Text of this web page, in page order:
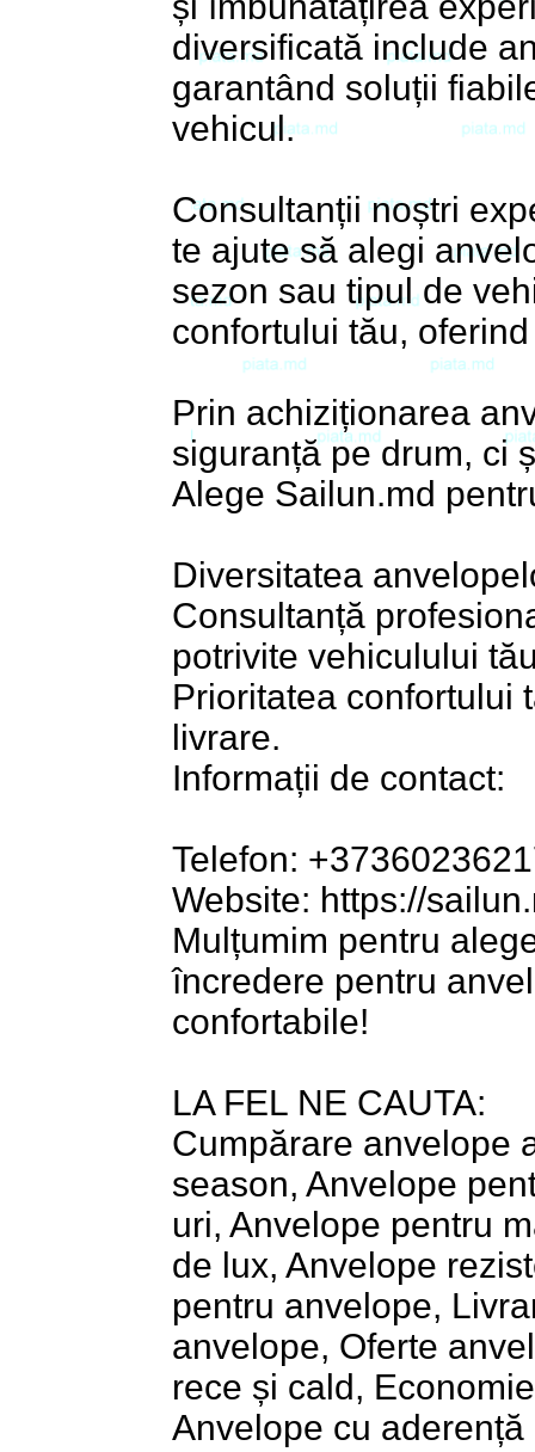
diversificată include
garantând soluții
vehicul.
Consultanții noștri
te ajute să alegi
sezon sau tipul de
confortului tău,
Prin achiziționarea
siguranță pe drum, ci
Alege Sailun.md
Diversitatea
Consultanță
potrivite vehiculului
Prioritatea confortului
livrare.
Informații de contact:
Telefon:
Website: https://
Mulțumim pentru
încredere pentru
confortabile!
LA FEL NE CAUTA:
Cumpărare anvelope
season, Anvelope
uri, Anvelope pentru
de lux, Anvelope
pentru anvelope,
anvelope, Oferte
rece și cald,
Anvelope cu